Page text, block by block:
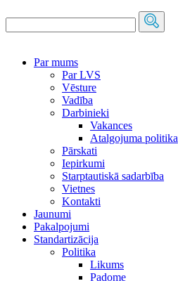
Par mums
Par LVS
Vēsture
Vadība
Darbinieki
Vakances
Atalgojuma politika
Pārskati
Iepirkumi
Starptautiskā sadarbība
Vietnes
Kontakti
Jaunumi
Pakalpojumi
Standartizācija
Politika
Likums
Padome